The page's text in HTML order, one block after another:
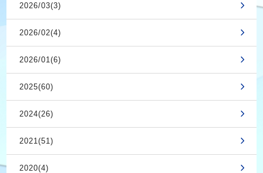
2026/03(3)
2026/02(4)
2026/01(6)
2025(60)
2024(26)
2021(51)
2020(4)